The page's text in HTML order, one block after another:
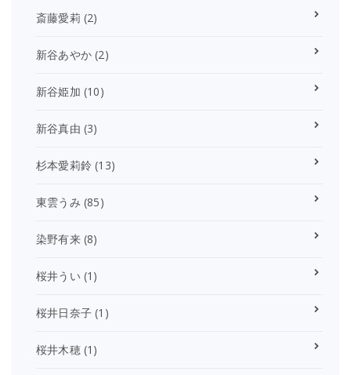
斎藤愛莉 (2)
新谷あやか (2)
新谷姫加 (10)
新谷真由 (3)
杉本愛莉鈴 (13)
東雲うみ (85)
染野有来(8)
桜井うい (1)
桜井日奈子 (1)
桜井木穂(1)